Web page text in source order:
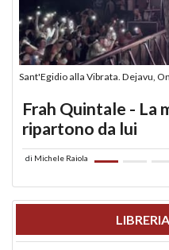
Sant'Egidio alla Vibrata. Dejavu,
Frah Quintale - La
ripartono da lui
di Michele Raiola